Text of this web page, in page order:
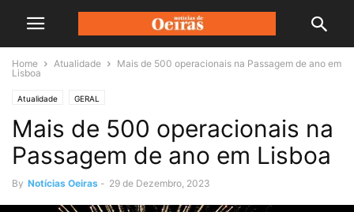
Home Atualidade
Mais de 500 operacionais na Passagem de ano em
Lisboa
Atualidade GERAL
Mais de 500 operacionais na
Passagem de ano em Lisboa
By Notícias Oeiras - 29 de Dezembro, 2023